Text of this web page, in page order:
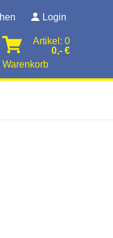
Login
Artikel: 0
0,- €
Warenkorb